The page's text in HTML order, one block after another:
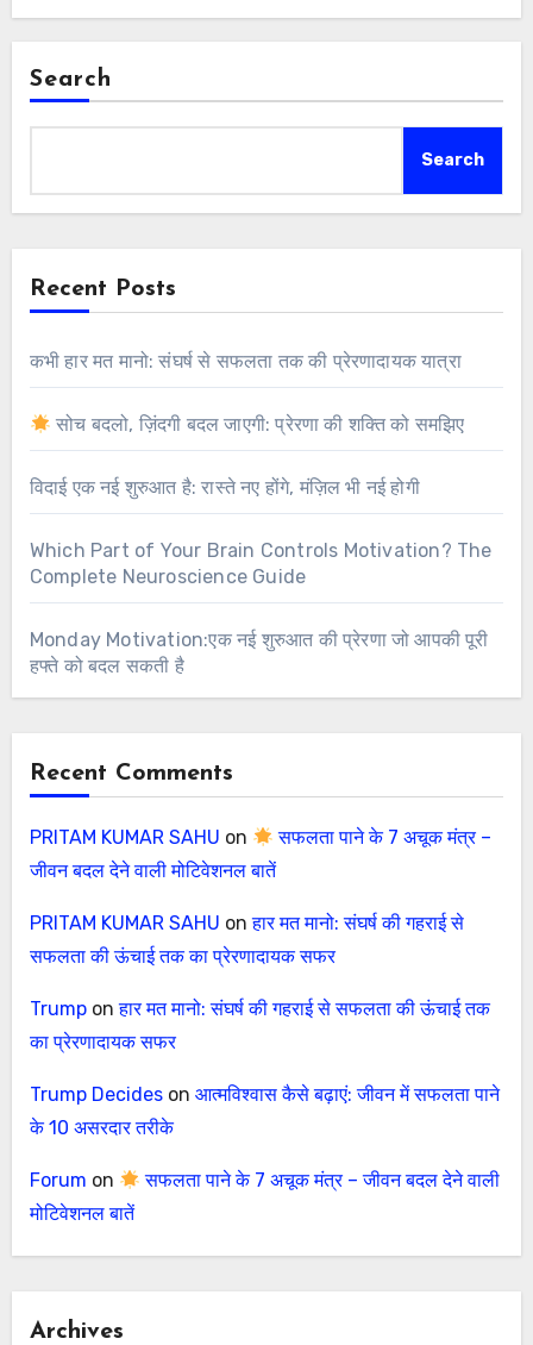
Search
Search
Recent Posts
कभी हार मत मानो: संघर्ष से सफलता तक की प्रेरणादायक यात्रा
सोच बदलो, ज़िंदगी बदल जाएगी: प्रेरणा की शक्ति को समझिए
विदाई एक नई शुरुआत है: रास्ते नए होंगे, मंज़िल भी नई होगी
Which Part of Your Brain Controls Motivation? The
Complete Neuroscience Guide
Monday Motivation:एक नई शुरुआत की प्रेरणा जो आपकी पूरी
हफ्ते को बदल सकती है
Recent Comments
PRITAM KUMAR SAHU on
सफलता पाने के 7 अचूक मंत्र –
जीवन बदल देने वाली मोटिवेशनल बातें
PRITAM KUMAR SAHU onहार मत मानो: संघर्ष की गहराई से
सफलता की ऊंचाई तक का प्रेरणादायक सफर
Trumponहार मत मानो: संघर्ष की गहराई से सफलता की ऊंचाई तक
का प्रेरणादायक सफर
Trump Decideson आत्मविश्वास कैसे बढ़ाएं: जीवन में सफलता पाने
के 10 असरदार तरीके
Forum on
सफलता पाने के 7 अचूक मंत्र – जीवन बदल देने वाली
मोटिवेशनल बातें
Archives